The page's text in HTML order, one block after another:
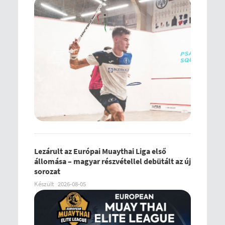
Lezárult az Európai Muaythai Liga első
állomása – magyar részvétellel debütált az új
sorozat
Készült 2026-08-05